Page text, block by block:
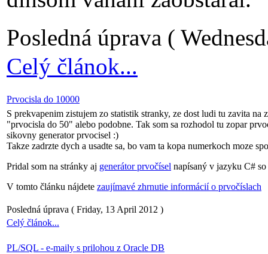
Posledná úprava (
Celý článok...
Prvocisla do 10000
S prekvapenim zistujem zo statistik stranky, ze dost ludi tu zavita
"prvocisla do 50" alebo podobne. Tak som sa rozhodol tu zopar
sikovny generator prvocisel :)
Takze zadrzte dych a usadte sa, bo vam ta kopa numerkoch moze
Pridal som na stránky aj generátor prvočísel napísaný v jazyku C#
V tomto článku nájdete zaujímavé zhrnutie informácií o prvočíslach
Posledná úprava ( Friday, 13 April 2012 )
Celý článok...
PL/SQL - e-maily s prilohou z Oracle DB